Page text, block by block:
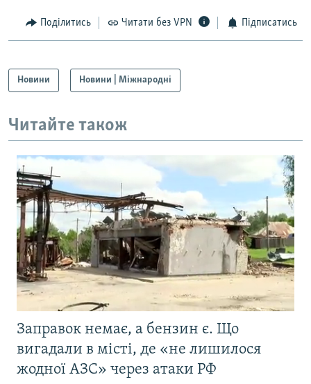
Поділитись Читати без VPN Підписатись
Новини Новини | Міжнародні
Читайте також
Заправок немає, а бензин є. Що
вигадали в місті, де «не лишилося
жодної АЗС» через атаки РФ